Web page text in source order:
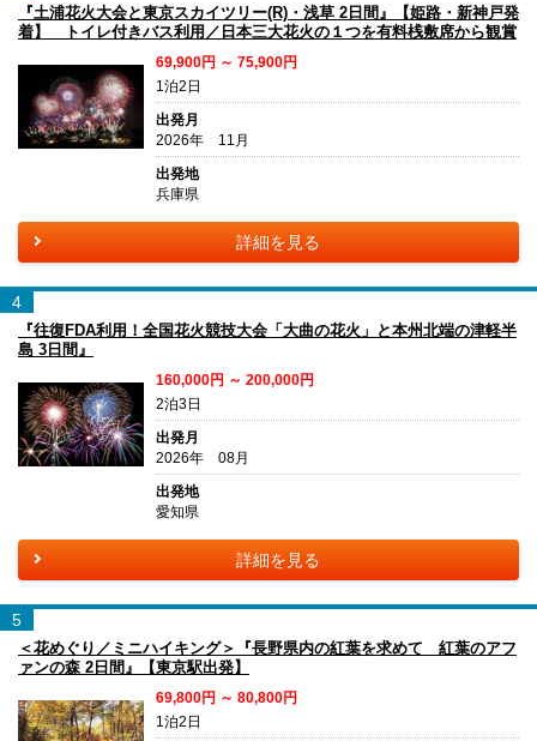
『土浦花火大会と東京スカイツリー(R)・浅草 2日間』【姫路・新神戸発
着】 トイレ付きバス利用／日本三大花火の１つを有料桟敷席から観賞
69,900円 ～ 75,900円
1泊2日
出発月
2026年 11月
出発地
兵庫県
詳細を見る
4
『往復FDA利用！全国花火競技大会「大曲の花火」と本州北端の津軽半
島 3日間』
160,000円 ～ 200,000円
2泊3日
出発月
2026年 08月
出発地
愛知県
詳細を見る
5
＜花めぐり／ミニハイキング＞『長野県内の紅葉を求めて 紅葉のアフ
ァンの森 2日間』【東京駅出発】
69,800円 ～ 80,800円
1泊2日